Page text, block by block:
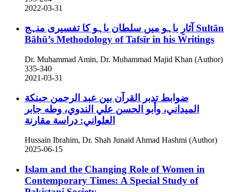
2022-03-31
Sultān
Bāhū’s Methodology of Tafsīr in his Writings
Dr. Muhammad Amin, Dr. Muhammad Majid Khan (Author)
335-340
2021-03-31
ضوابط تدبر القرآن بين عبد الرحمن حبنكة
الميداني، وأبو الحسن علي الندوي، وطه جابر
العلواني: دراسة مقارنة
Hussain Ibrahim, Dr. Shah Junaid Ahmad Hashmi (Author)
2025-06-15
Islam and the Changing Role of Women in
Contemporary Times: A Special Study of